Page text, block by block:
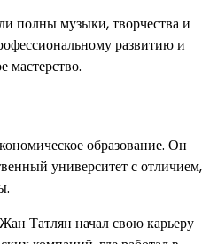
полны музыки, творчества и
развитию и
мастерство.
образование. Он
университет с отличием,
Татлян начал свою карьеру